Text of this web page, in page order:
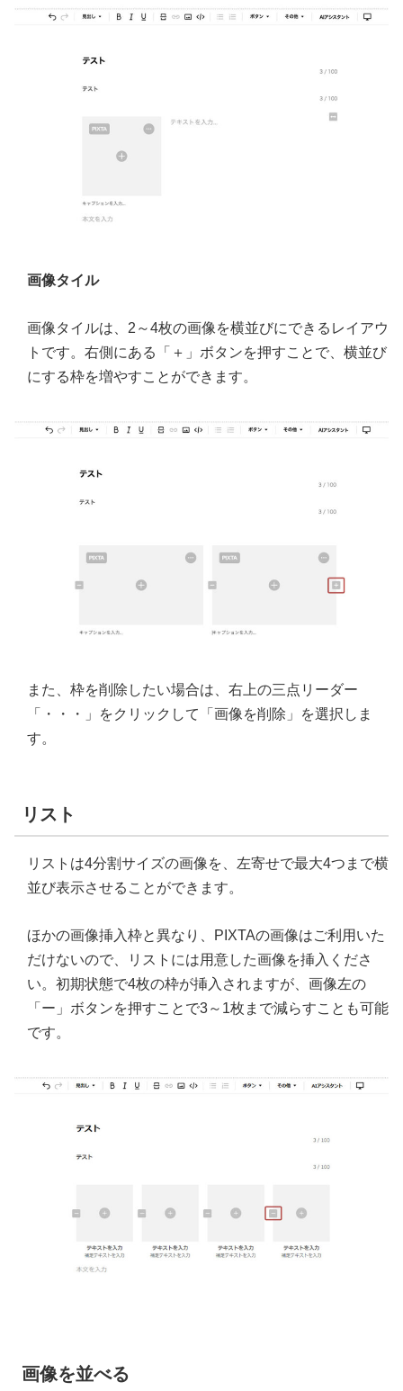
画像タイル
画像タイルは、2～4枚の画像を横並びにできるレイアウ
トです。右側にある「＋」ボタンを押すことで、横並び
にする枠を増やすことができます。
また、枠を削除したい場合は、右上の三点リーダー
「・・・」をクリックして「画像を削除」を選択しま
す。
リスト
リストは4分割サイズの画像を、左寄せで最大4つまで横
並び表示させることができます。
ほかの画像挿入枠と異なり、PIXTAの画像はご利用いた
だけないので、リストには用意した画像を挿入くださ
い。初期状態で4枚の枠が挿入されますが、画像左の
「ー」ボタンを押すことで3～1枚まで減らすことも可能
です。
画像を並べる